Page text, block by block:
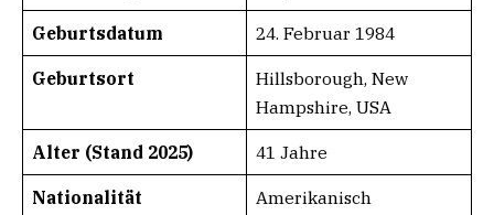
Geburtsdatum 24. Februar 1984
Geburtsort
Hillsborough, New
Hampshire, USA
Alter (Stand 2025) 41 Jahre
Nationalität Amerikanisch